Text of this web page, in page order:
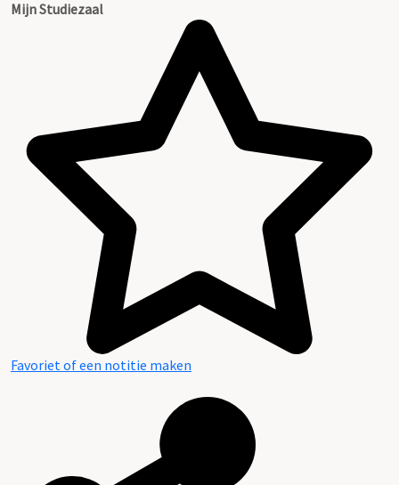
Mijn Studiezaal
Favoriet of een notitie maken